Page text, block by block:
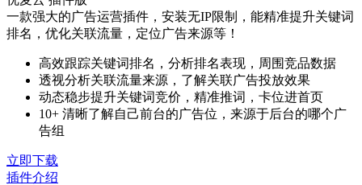
一款强大的广告运营插件，安装无IP限制，能精准提升关键词
排名，优化关联流量，定位广告来源等！
高效跟踪关键词排名，分析排名表现，周围竞品数据
透视分析关联流量来源，了解关联广告投放效果
动态稳步提升关键词竞价，精准推词，卡位进首页
10+ 清晰了解自己前台的广告位，来源于后台的哪个广
告组
立即下载
插件介绍